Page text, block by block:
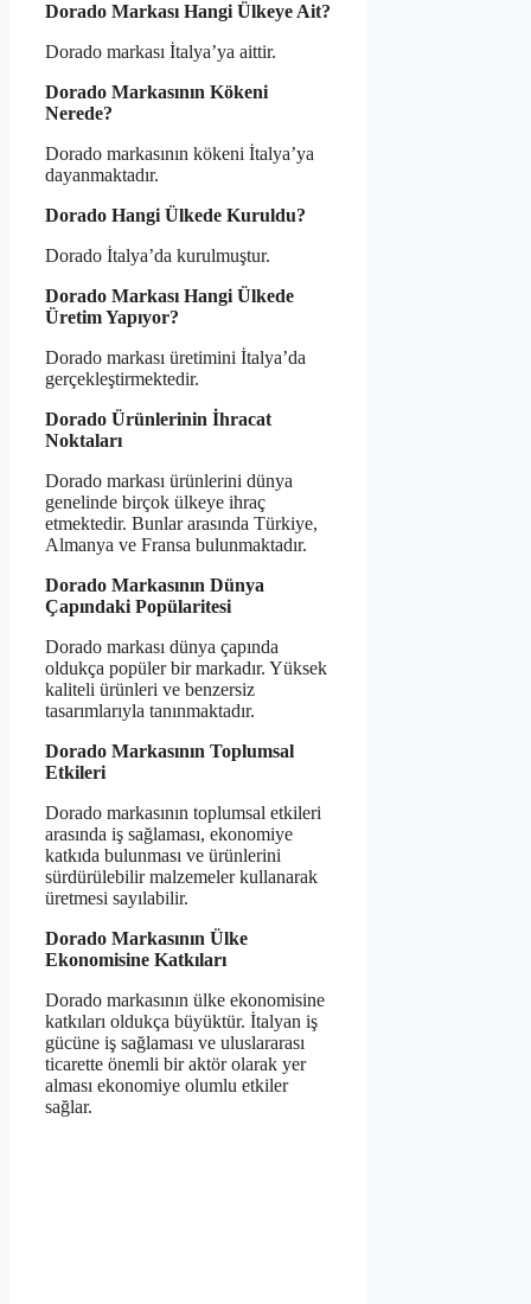
Dorado Markası Hangi Ülkeye Ait?
Dorado markası İtalya’ya aittir.
Dorado Markasının Kökeni
Nerede?
Dorado markasının kökeni İtalya’ya
dayanmaktadır.
Dorado Hangi Ülkede Kuruldu?
Dorado İtalya’da kurulmuştur.
Dorado Markası Hangi Ülkede
Üretim Yapıyor?
Dorado markası üretimini İtalya’da
gerçekleştirmektedir.
Dorado Ürünlerinin İhracat
Noktaları
Dorado markası ürünlerini dünya
genelinde birçok ülkeye ihraç
etmektedir. Bunlar arasında Türkiye,
Almanya ve Fransa bulunmaktadır.
Dorado Markasının Dünya
Çapındaki Popülaritesi
Dorado markası dünya çapında
oldukça popüler bir markadır. Yüksek
kaliteli ürünleri ve benzersiz
tasarımlarıyla tanınmaktadır.
Dorado Markasının Toplumsal
Etkileri
Dorado markasının toplumsal etkileri
arasında iş sağlaması, ekonomiye
katkıda bulunması ve ürünlerini
sürdürülebilir malzemeler kullanarak
üretmesi sayılabilir.
Dorado Markasının Ülke
Ekonomisine Katkıları
Dorado markasının ülke ekonomisine
katkıları oldukça büyüktür. İtalyan iş
gücüne iş sağlaması ve uluslararası
ticarette önemli bir aktör olarak yer
alması ekonomiye olumlu etkiler
sağlar.